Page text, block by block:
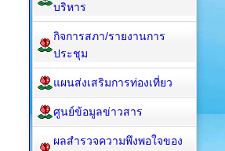
บริหาร
กิจการสภา/รายงานการ
ประชุม
แผนส่งเสริมการท่องเที่ยว
ศูนย์ข้อมูลข่าวสาร
ผลสำรวจความพึงพอใจของ